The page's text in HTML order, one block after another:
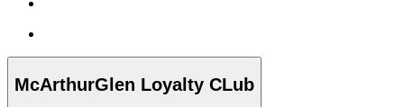
McArthurGlen Loyalty CLub